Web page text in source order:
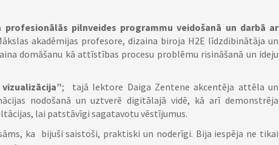
profesionālās pilnveides programmu veidošanā un darbā ar
akadēmijas profesore, dizaina biroja H2E līdzdibinātāja un
domāšanu kā attīstības procesu problēmu risināšanā un ideju
; tajā lektore Daiga Zentene akcentēja attēla un
nodošanā un uztverē digitālajā vidē, kā arī demonstrēja
lai patstāvīgi sagatavotu vēstījumus.
ka bijuši saistoši, praktiski un noderīgi. Bija iespēja ne tikai